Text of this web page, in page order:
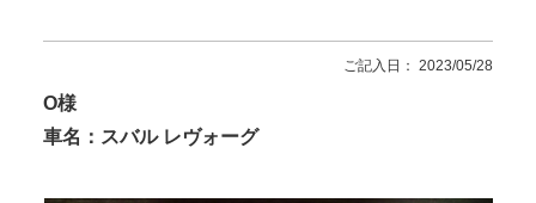
ご記入日： 2023/05/28
O様
車名：スバル レヴォーグ